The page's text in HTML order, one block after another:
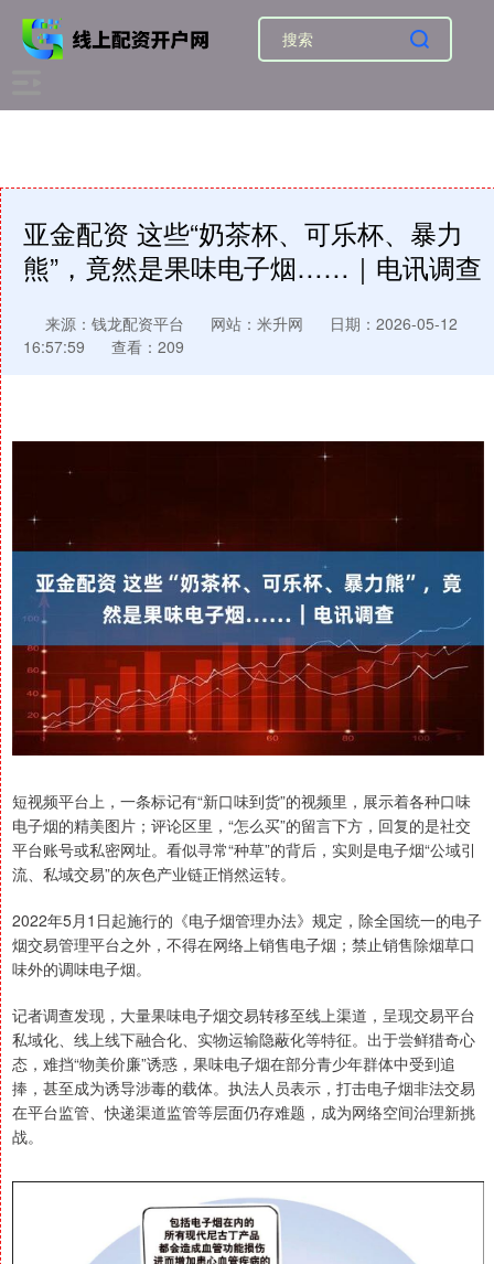
亚金配资 这些“奶茶杯、可乐杯、暴力
熊”，竟然是果味电子烟……｜电讯调查
来源：钱龙配资平台 网站：米升网
日期：2026-05-12
16:57:59
查看：209
短视频平台上，一条标记有“新口味到货”的视频里，展示着各种口味
电子烟的精美图片；评论区里，“怎么买”的留言下方，回复的是社交
平台账号或私密网址。看似寻常“种草”的背后，实则是电子烟“公域引
流、私域交易”的灰色产业链正悄然运转。
2022年5月1日起施行的《电子烟管理办法》规定，除全国统一的电子
烟交易管理平台之外，不得在网络上销售电子烟；禁止销售除烟草口
味外的调味电子烟。
记者调查发现，大量果味电子烟交易转移至线上渠道，呈现交易平台
私域化、线上线下融合化、实物运输隐蔽化等特征。出于尝鲜猎奇心
态，难挡“物美价廉”诱惑，果味电子烟在部分青少年群体中受到追
捧，甚至成为诱导涉毒的载体。执法人员表示，打击电子烟非法交易
在平台监管、快递渠道监管等层面仍存难题，成为网络空间治理新挑
战。